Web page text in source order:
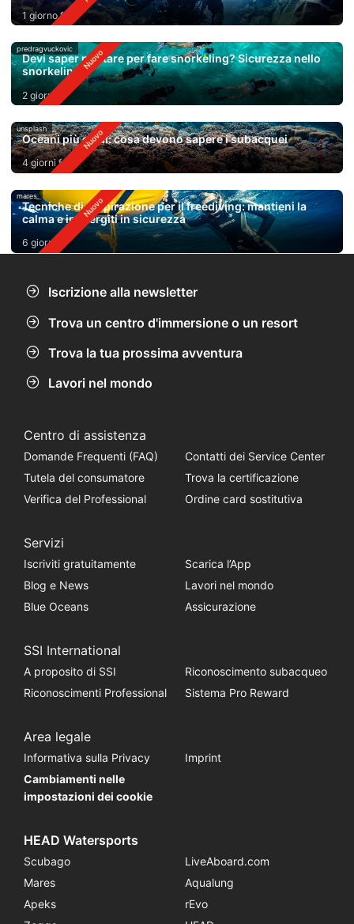
1 giorno fa
predragvuckovic
Devi saper nuotare per fare snorkeling? Sicurezza nello
snorkeling
2 giorni fa
unsplash
Oceani più caldi: cosa devono sapere i subacquei
4 giorni fa
mares
Tecniche di respirazione per il freediving: mantieni la
calma e immergiti in sicurezza
6 giorni fa
Iscrizione alla newsletter
Trova un centro d'immersione o un resort
Trova la tua prossima avventura
Lavori nel mondo
Centro di assistenza
Domande Frequenti (FAQ)
Contatti dei Service Center
Tutela del consumatore
Trova la certificazione
Verifica del Professional
Ordine card sostitutiva
Servizi
Iscriviti gratuitamente
Scarica l’App
Blog e News
Lavori nel mondo
Blue Oceans
Assicurazione
SSI International
A proposito di SSI
Riconoscimento subacqueo
Riconoscimenti Professional
Sistema Pro Reward
Area legale
Informativa sulla Privacy
Imprint
Cambiamenti nelle
impostazioni dei cookie
HEAD Watersports
Scubago
LiveAboard.com
Mares
Aqualung
Apeks
rEvo